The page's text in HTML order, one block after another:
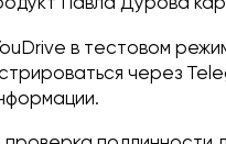
в тестовом
через